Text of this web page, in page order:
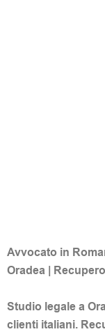
Avvocato in
Oradea |
Studio legale a
clienti italiani.